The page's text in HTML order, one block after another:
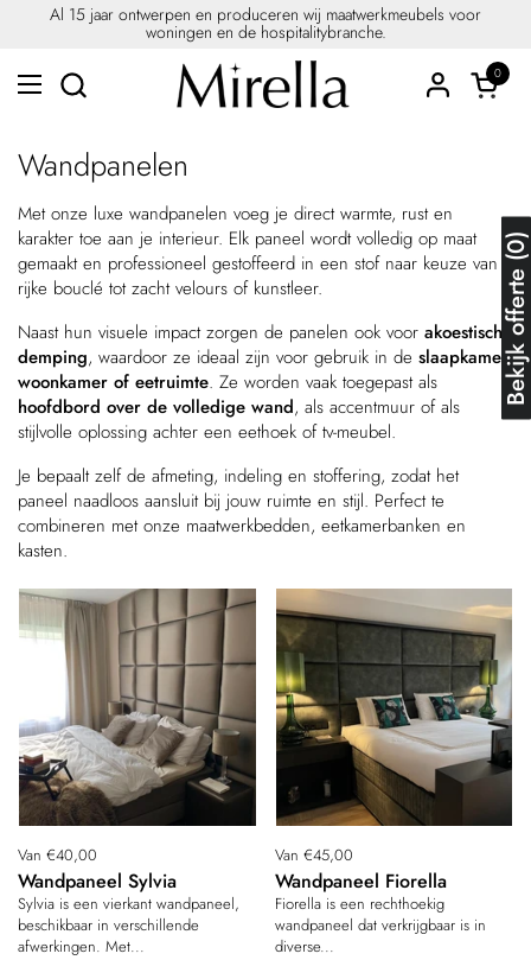
Ga naar content
Al 15 jaar ontwerpen en produceren wij maatwerkmeubels voor
woningen en de hospitalitybranche.
0
Menu openen
Wandpanelen
Met onze luxe wandpanelen voeg je direct warmte, rust en
karakter toe aan je interieur. Elk paneel wordt volledig op maat
gemaakt en professioneel gestoffeerd in een stof naar keuze van
rijke bouclé tot zacht velours of kunstleer.
Naast hun visuele impact zorgen de panelen ook voor akoestische
demping, waardoor ze ideaal zijn voor gebruik in de slaapkamer,
woonkamer of eetruimte. Ze worden vaak toegepast als
hoofdbord over de volledige wand, als accentmuur of als
stijlvolle oplossing achter een eethoek of tv-meubel.
Je bepaalt zelf de afmeting, indeling en stoffering, zodat het
paneel naadloos aansluit bij jouw ruimte en stijl. Perfect te
combineren met onze maatwerkbedden, eetkamerbanken en
kasten.
Prijs:
Van €40,00
Wandpaneel Sylvia
Sylvia is een vierkant wandpaneel,
beschikbaar in verschillende
afwerkingen. Met...
Prijs:
Van €45,00
Wandpaneel Fiorella
Fiorella is een rechthoekig
wandpaneel dat verkrijgbaar is in
diverse...
Bekijk